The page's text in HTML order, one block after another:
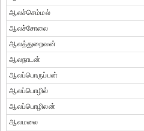
ஆலச்செம்மல்
ஆலச்சோலை
ஆலத்துறைவன்
ஆலநாடன்
ஆலப்பொருப்பன்
ஆலப்பொழில்
ஆலப்பொழிலன்
ஆலமலை